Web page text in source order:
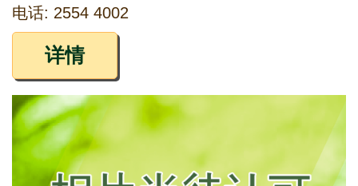
电话: 2554 4002
详情